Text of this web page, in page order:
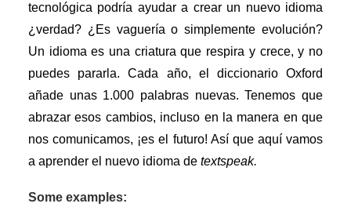
tecnológica podría ayudar a crear un nuevo idioma
¿verdad? ¿Es vaguería o simplemente evolución?
Un idioma es una criatura que respira y crece, y no
puedes pararla. Cada año, el diccionario Oxford
añade unas 1.000 palabras nuevas. Tenemos que
abrazar esos cambios, incluso en la manera en que
nos comunicamos, ¡es el futuro! Así que aquí vamos
a aprender el nuevo idioma de textspeak.
Some examples: